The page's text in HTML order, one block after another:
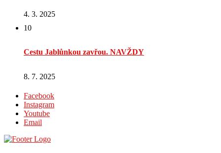
4. 3. 2025
10
Cestu Jablůnkou zavřou. NAVŽDY
8. 7. 2025
Facebook
Instagram
Youtube
Email